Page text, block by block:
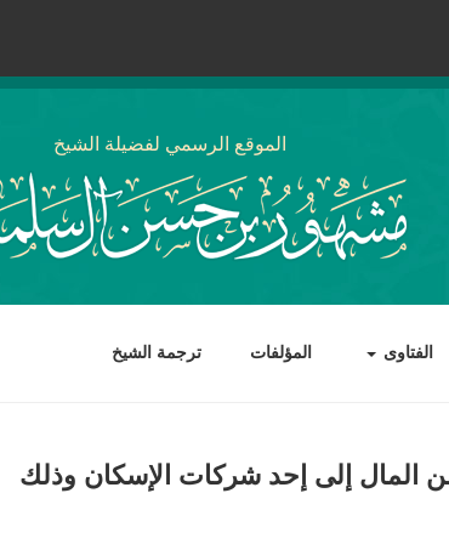
الموقع الرسمي لفضيلة الشيخ
الفتاوى المؤلفات ترجمة الشيخ
المال إلى إحد شركات الإسكان وذلك